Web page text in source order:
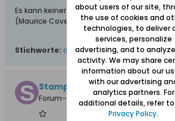
Es kann keiner gerecht sein, der nicht
(Maurice Cove de Murville) Französischer
Stichworte: dirschau,fotos
StampCollector
Forum-Teilnehmer
about users of our site,
the use of cookies and
technologies, to deliver
services, personalize
advertising, and to
activity. We may share
information about our
with our advertising
analytics partners. For
additional details, refer
Privacy Policy.